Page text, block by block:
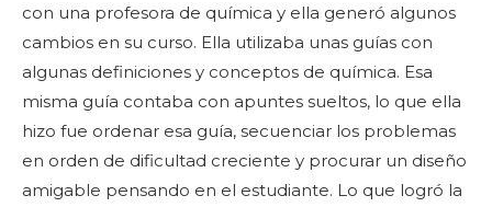
con una profesora de química y ella generó algunos
cambios en su curso. Ella utilizaba unas guías con
algunas definiciones y conceptos de química. Esa
misma guía contaba con apuntes sueltos, lo que ella
hizo fue ordenar esa guía, secuenciar los problemas
en orden de dificultad creciente y procurar un diseño
amigable pensando en el estudiante. Lo que logró la